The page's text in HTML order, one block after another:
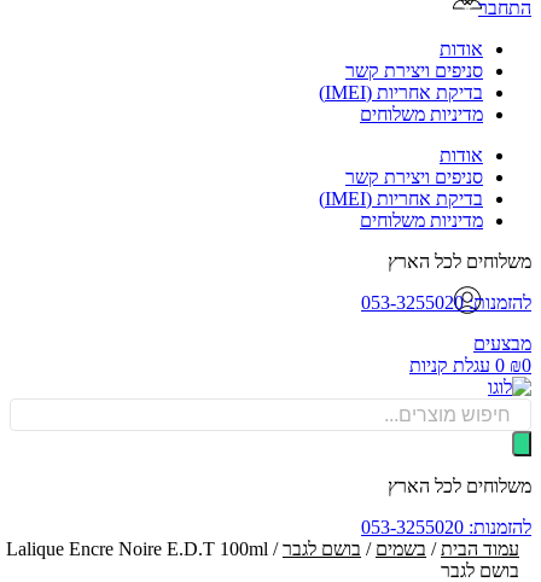
אודות
סניפים ויצירת קשר
בדיקת אחריות (IMEI)
מדיניות משלוחים
אודות
סניפים ויצירת קשר
בדיקת אחריות (IMEI)
מדיניות משלוחים
לכל הארץ
053-3255020
0 עגלת קניות
לכל הארץ
053-3255020
הבית/בשמים/בושם לגבר
/ Lalique Encre Noire E.D.T 100ml
לגבר